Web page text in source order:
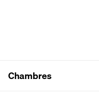
Chambres